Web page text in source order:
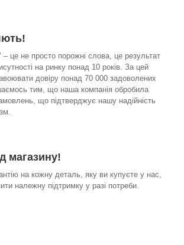
це не просто порожні слова, це результат
на ринку понад 10 років. За цей
довіру понад 70 000 задоволених
тим, що наша компанія обробила
що підтверджує нашу надійність
магазину!
на кожну деталь, яку ви купуєте у нас,
належну підтримку у разі потреби.